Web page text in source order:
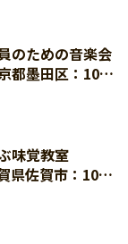
のための音楽会
都墨田区：10月
味覚教室
県佐賀市：10月